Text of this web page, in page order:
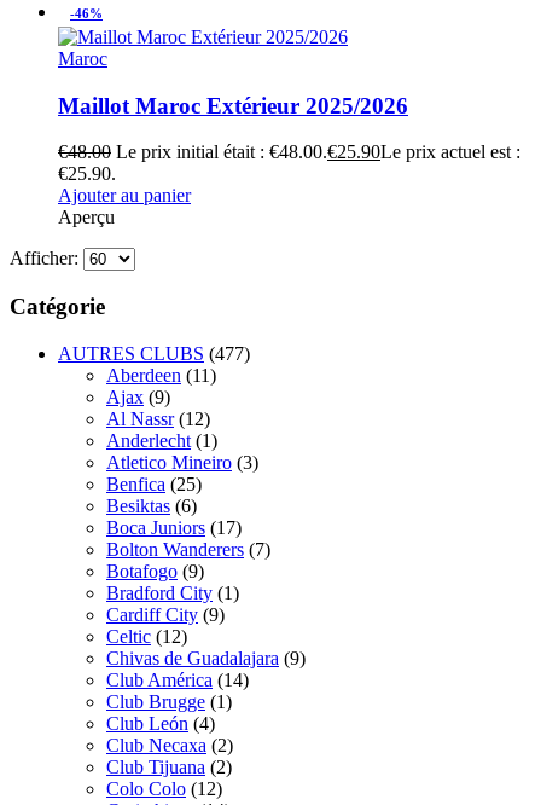
-46%
Maroc
Maillot Maroc Extérieur 2025/2026
€48.00 Le prix initial était : €48.00.€25.90Le prix actuel est :
€25.90.
Ajouter au panier
Aperçu
Afficher:
Catégorie
AUTRES CLUBS (477)
Aberdeen (11)
Ajax (9)
Al Nassr (12)
Anderlecht (1)
Atletico Mineiro (3)
Benfica (25)
Besiktas (6)
Boca Juniors (17)
Bolton Wanderers (7)
Botafogo (9)
Bradford City (1)
Cardiff City (9)
Celtic (12)
Chivas de Guadalajara (9)
Club América (14)
Club Brugge (1)
Club León (4)
Club Necaxa (2)
Club Tijuana (2)
Colo Colo (12)